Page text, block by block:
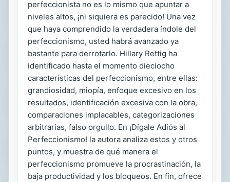
perfeccionista no es lo mismo que apuntar a
niveles altos, ¡ni siquiera es parecido! Una vez
que haya comprendido la verdadera índole del
perfeccionismo, usted habrá avanzado ya
bastante para derrotarlo. Hillary Rettig ha
identificado hasta el momento dieciocho
características del perfeccionismo, entre ellas:
grandiosidad, miopía, enfoque excesivo en los
resultados, identificación excesiva con la obra,
comparaciones implacables, categorizaciones
arbitrarias, falso orgullo. En ¡Dígale Adiós al
Perfeccionismo! la autora analiza estos y otros
puntos, y muestra de qué manera el
perfeccionismo promueve la procrastinación, la
baja productividad y los bloqueos. En fin, ofrece